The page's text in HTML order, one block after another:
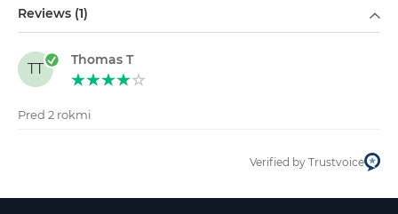
Reviews (1)
TT
Thomas T
Pred 2 rokmi
Verified by Trustvoice